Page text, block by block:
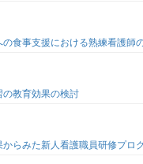
食事支援における熟練看護師
教育効果の検討
らみた新人看護職員研修プロ